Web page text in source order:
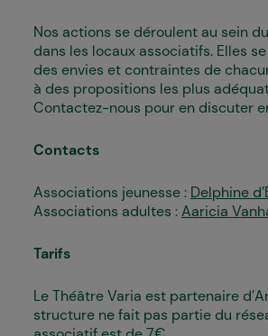
Nos actions se déroulent au sein
dans les locaux associatifs. Elles
des envies et contraintes de
à des propositions les plus
Contactez-nous pour en discuter
Contacts
Associations jeunesse : Delphine
Associations adultes :Aaricia
Tarifs
Le Théâtre Varia est partenaire
structure ne fait pas partie du